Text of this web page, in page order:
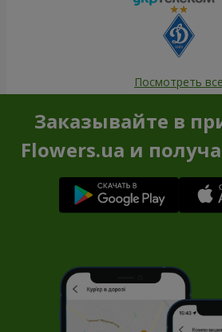
Посмотреть все
Заказывайте в
Flowers.ua и